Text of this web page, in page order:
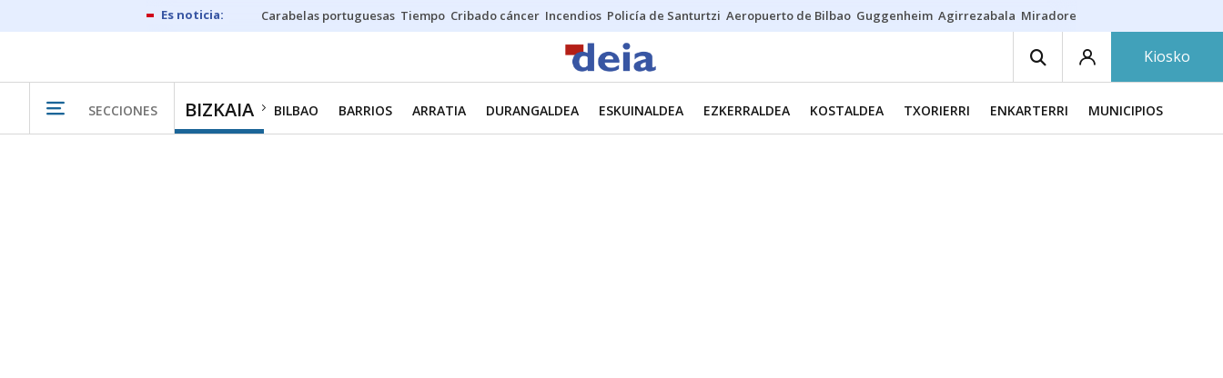
Carabelas portuguesas Tiempo Cribado cáncer Incendios Policía de Santurtzi Aeropuerto de Bilbao Guggenheim Agirrezabala Miradores en Bilbao
Kiosko
SECCIONES BIZKAIA BILBAO BARRIOS ARRATIA DURANGALDEA ESKUINALDEA EZKERRALDEA KOSTALDEA TXORIERRI ENKARTERRI MUNICIPIOS